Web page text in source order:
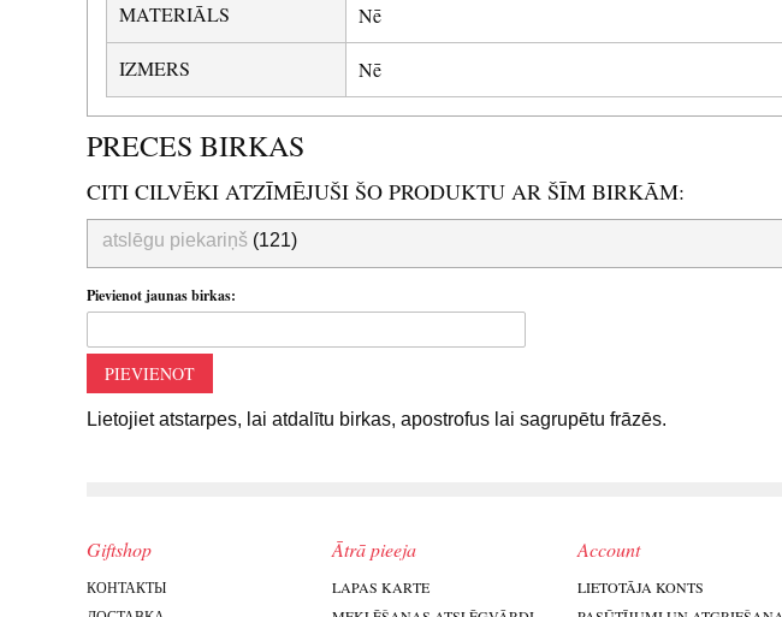
MATERIĀLS Nē
IZMERS Nē
PRECES BIRKAS
CITI CILVĒKI ATZĪMĒJUŠI ŠO PRODUKTU AR ŠĪM BIRKĀM:
atslēgu piekariņš (121)
Pievienot jaunas birkas:
PIEVIENOT
Lietojiet atstarpes, lai atdalītu birkas, apostrofus lai sagrupētu frāzēs.
Giftshop
КОНТАКТЫ
Ātrā pieeja
LAPAS KARTE
Account
LIETOTĀJA KONTS